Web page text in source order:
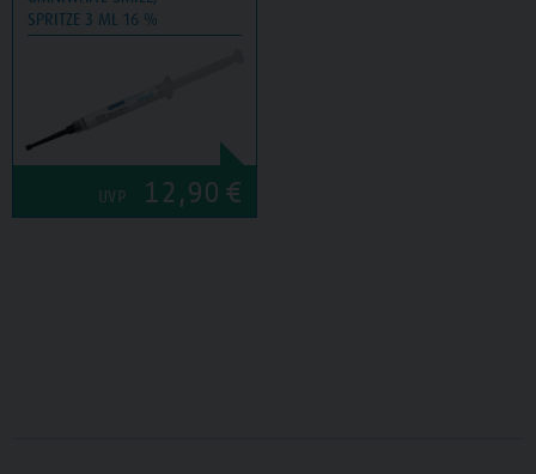
SPRITZE 3 ML 16 %
UVP 12,90 €